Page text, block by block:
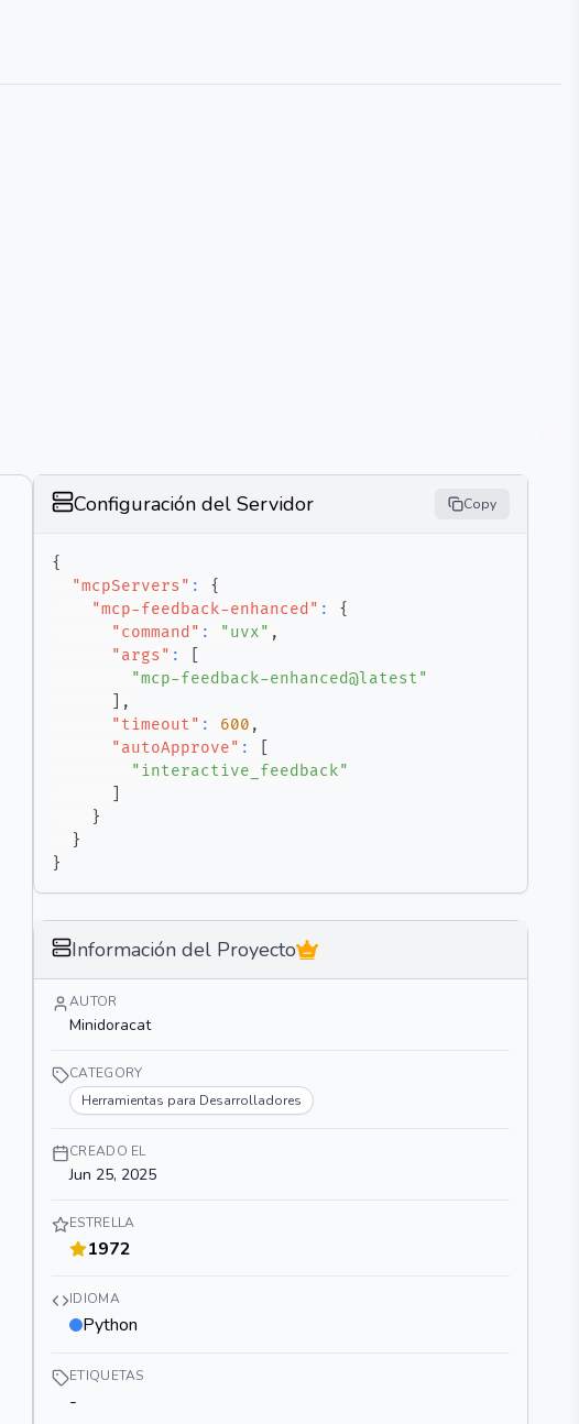
Configuración del Servidor Copy
{
"mcpServers" :
{
"mcp-feedback-enhanced" :
{
"command" : "uvx" ,
"args" :
"mcp-feedback-enhanced@latest"
,
"timeout" : 600 ,
"autoApprove" :
"interactive_feedback"
}
}
}
Información del Proyecto
AUTOR
Minidoracat
CATEGORY
Herramientas para Desarrolladores
CREADO EL
Jun 25, 2025
ESTRELLA
1972
IDIOMA
Python
ETIQUETAS
-